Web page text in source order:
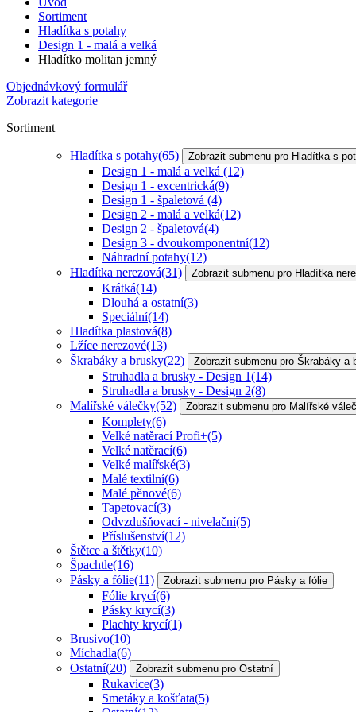
Sortiment
Hladítka s potahy
Design 1 - malá a velká
Hladítko molitan jemný
Objednávkový formulář
Zobrazit kategorie
Sortiment
Hladítka s potahy(65) Zobrazit submenu pro Hladítka s
Design 1 - malá a velká (12)
Design 1 - excentrická(9)
Design 1 - špaletová (4)
Design 2 - malá a velká(12)
Design 2 - špaletová(4)
Design 3 - dvoukomponentní(12)
Náhradní potahy(12)
Hladítka nerezová(31) Zobrazit submenu pro Hladítka
Krátká(14)
Dlouhá a ostatní(3)
Speciální(14)
Hladítka plastová(8)
Lžíce nerezové(13)
Škrabáky a brusky(22) Zobrazit submenu pro Škrabáky a
Struhadla a brusky - Design 1(14)
Struhadla a brusky - Design 2(8)
Malířské válečky(52) Zobrazit submenu pro Malířské
Komplety(6)
Velké natěrací Profi+(5)
Velké natěrací(6)
Velké malířské(3)
Malé textilní(6)
Malé pěnové(6)
Tapetovací(3)
Odvzdušňovací - nivelační(5)
Příslušenství(12)
Štětce a štětky(10)
Špachtle(16)
Pásky a fólie(11) Zobrazit submenu pro Pásky a fólie
Fólie krycí(6)
Pásky krycí(3)
Plachty krycí(1)
Brusivo(10)
Míchadla(6)
Ostatní(20) Zobrazit submenu pro Ostatní
Rukavice(3)
Smetáky a košťata(5)